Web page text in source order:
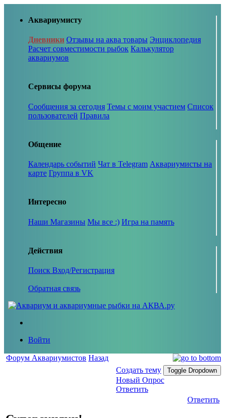
Аквариумисту
Дневники Отзывы на аква товары Энциклопедия
Расчет совместимости рыбок Калькулятор
аквариумов
Сервисы форума
Сообщения за сегодня Темы с моим участием Список
пользователей Правила
Общение
Календарь событий Чат в Telegram Аквариумисты на
карте Группа в VK
Интересно
Наши Магазины Мы все :) Игра на память
Действия
Поиск Вход/Регистрация
Обратная связь
Войти
Форум Аквариумистов Назад
Создать тему
Toggle Dropdown
Новый Опрос
Ответить
Ответить